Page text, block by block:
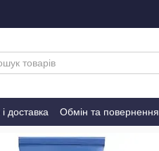
доставка Обмін та повернення